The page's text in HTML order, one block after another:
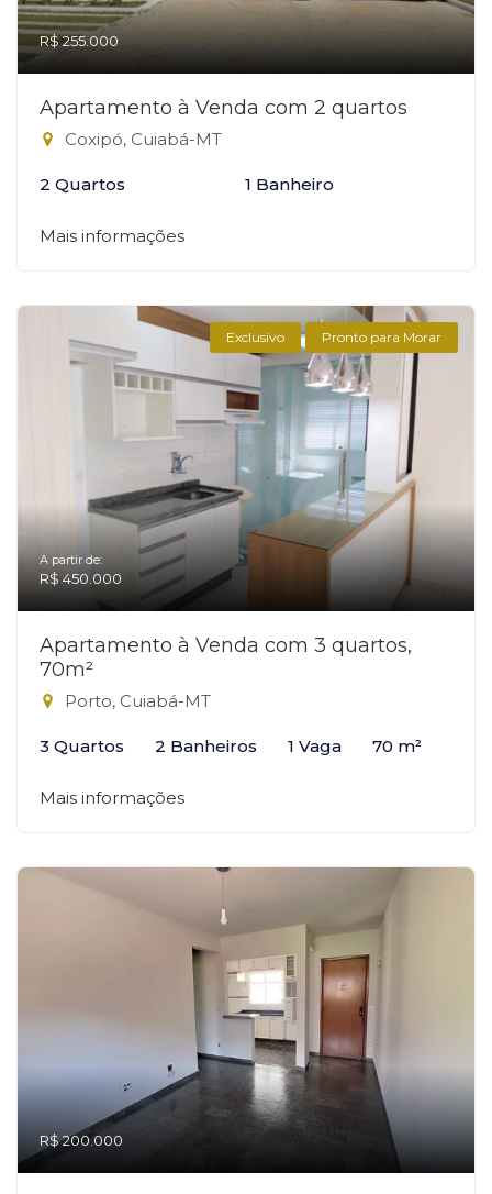
R$ 255.000
Apartamento à Venda com 2 quartos
Coxipó, Cuiabá-MT
2 Quartos 1 Banheiro
Mais informações
Exclusivo Pronto para Morar
A partir de:
R$ 450.000
Apartamento à Venda com 3 quartos,
70m²
Porto, Cuiabá-MT
3 Quartos 2 Banheiros 1 Vaga 70 m²
Mais informações
R$ 200.000